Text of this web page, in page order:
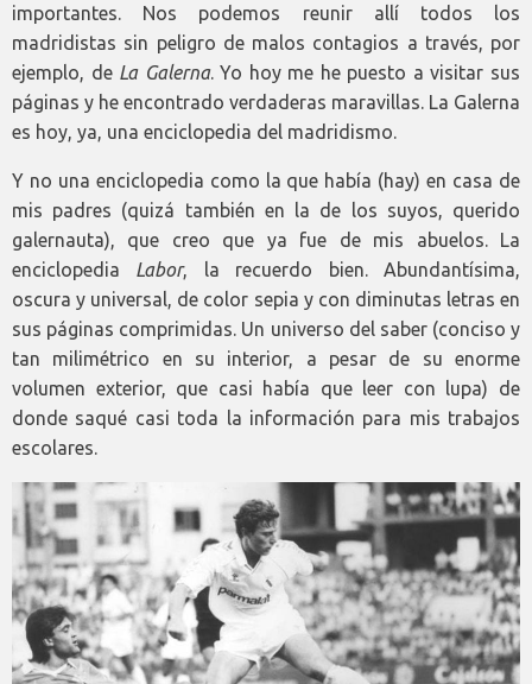
importantes. Nos podemos reunir allí todos los
madridistas sin peligro de malos contagios a través, por
ejemplo, de La Galerna. Yo hoy me he puesto a visitar sus
páginas y he encontrado verdaderas maravillas. La Galerna
es hoy, ya, una enciclopedia del madridismo.
Y no una enciclopedia como la que había (hay) en casa de
mis padres (quizá también en la de los suyos, querido
galernauta), que creo que ya fue de mis abuelos. La
enciclopedia Labor, la recuerdo bien. Abundantísima,
oscura y universal, de color sepia y con diminutas letras en
sus páginas comprimidas. Un universo del saber (conciso y
tan milimétrico en su interior, a pesar de su enorme
volumen exterior, que casi había que leer con lupa) de
donde saqué casi toda la información para mis trabajos
escolares.